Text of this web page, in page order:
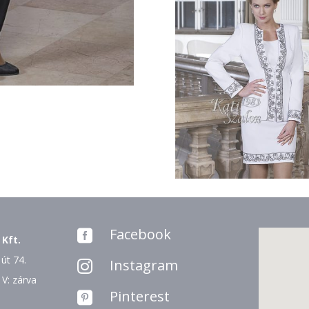
Kft.
74.
zárva
 Facebook
 Instagram
 Pinterest